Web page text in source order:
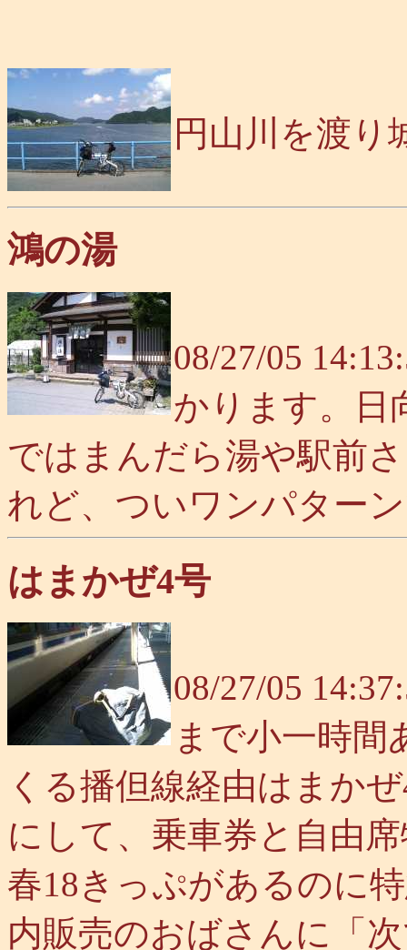
円山川を渡り
鴻の湯
08/27/05
かります。日
ではまんだら湯や駅前
れど、ついワンパター
はまかぜ4号
08/27/05
まで小一時間
くる播但線経由はまか
にして、乗車券と自由
春18きっぷがあるのに
内販売のおばさんに「